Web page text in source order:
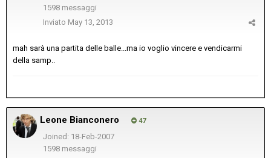
1598 messaggi
Inviato May 13, 2013
mah sarà una partita delle balle...ma io voglio vincere e vendicarmi
della samp..
Leone Bianconero 47
Joined: 18-Feb-2007
1598 messaggi